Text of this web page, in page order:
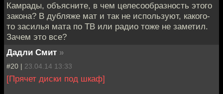
Камрады, объясните, в чем целесообразность этого
закона? В дубляже мат и так не используют, какого-
то засилья мата по ТВ или радио тоже не заметил.
Зачем это все?
Дадли Смит »
#20 | 23.04.14 13:33
[Прячет диски под шкаф]